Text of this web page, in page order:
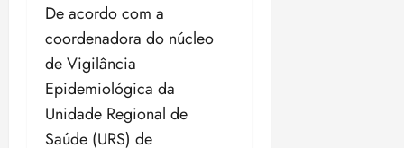
De acordo com a
coordenadora do núcleo
de Vigilância
Epidemiológica da
Unidade Regional de
Saúde (URS) de